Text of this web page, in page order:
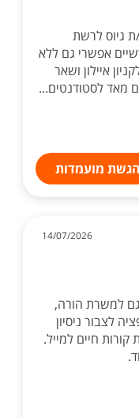
גיוס לרשת
אפשרי גם ללא
איילון ושאר
מאד לסטודנטים...
הגשת מועמדות
14/07/2026
למשרת הורה,
לצבור ניסיון
חיים למייל.